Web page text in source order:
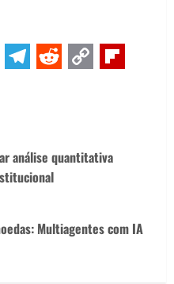
Telegram
Reddit
Copy
análise quantitativa
Multiagentes com IA